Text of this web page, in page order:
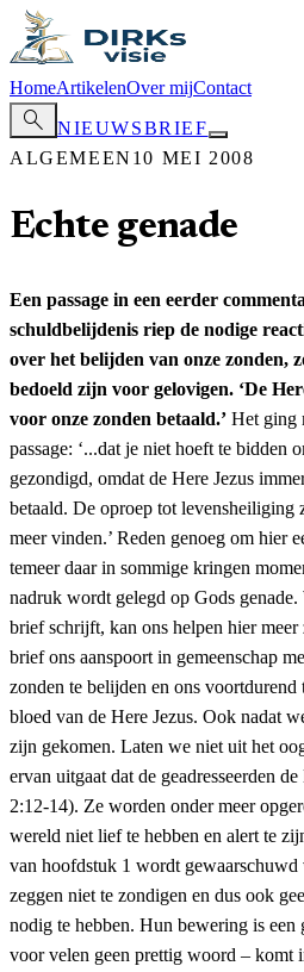
HomeArtikelenOver mijContact
search
NIEUWSBRIEF
ALGEMEEN 10 MEI 2008
Echte genade
Een passage in een eerder
schuldbelijdenis riep de nodige
over het belijden van onze zonden,
bedoeld zijn voor gelovigen. ‘De
voor onze zonden betaald.’ Het ging
passage: ‘...dat je niet hoeft te bidden
gezondigd, omdat de Here Jezus
betaald. De oproep tot
meer vinden.’ Reden genoeg om hier
temeer daar in sommige kringen
nadruk wordt gelegd op Gods genade.
brief schrijft, kan ons helpen hier
brief ons aanspoort in gemeenschap
zonden te belijden en ons
bloed van de Here Jezus. Ook nadat
zijn gekomen. Laten we niet uit het
ervan uitgaat dat de geadresseerden
2:12-14). Ze worden onder meer
wereld niet lief te hebben en alert te
van hoofdstuk 1 wordt gewaarschuwd
zeggen niet te zondigen en dus ook
nodig te hebben. Hun bewering is
voor velen geen prettig woord – komt